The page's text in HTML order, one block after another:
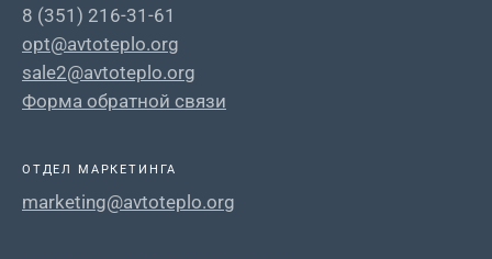
8 (351) 216-31-61
opt@avtoteplo.org
sale2@avtoteplo.org
Форма обратной связи
ОТДЕЛ МАРКЕТИНГА
marketing@avtoteplo.org